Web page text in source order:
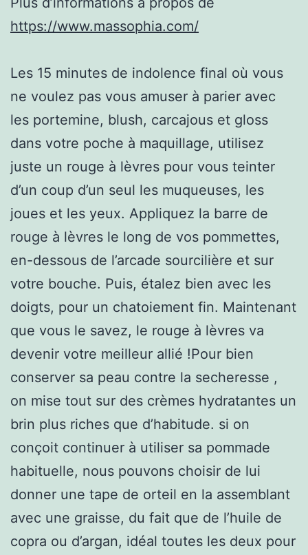
https://www.massophia.com/
Les 15 minutes de indolence final où vous
ne voulez pas vous amuser à parier avec
les portemine, blush, carcajous et gloss
dans votre poche à maquillage, utilisez
juste un rouge à lèvres pour vous teinter
d’un coup d’un seul les muqueuses, les
joues et les yeux. Appliquez la barre de
rouge à lèvres le long de vos pommettes,
en-dessous de l’arcade sourcilière et sur
votre bouche. Puis, étalez bien avec les
doigts, pour un chatoiement fin. Maintenant
que vous le savez, le rouge à lèvres va
devenir votre meilleur allié !Pour bien
conserver sa peau contre la secheresse ,
on mise tout sur des crèmes hydratantes un
brin plus riches que d’habitude. si on
conçoit continuer à utiliser sa pommade
habituelle, nous pouvons choisir de lui
donner une tape de orteil en la assemblant
avec une graisse, du fait que de l’huile de
copra ou d’argan, idéal toutes les deux pour